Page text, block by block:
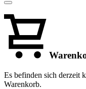
Es befinden sich derzeit
Warenkorb.